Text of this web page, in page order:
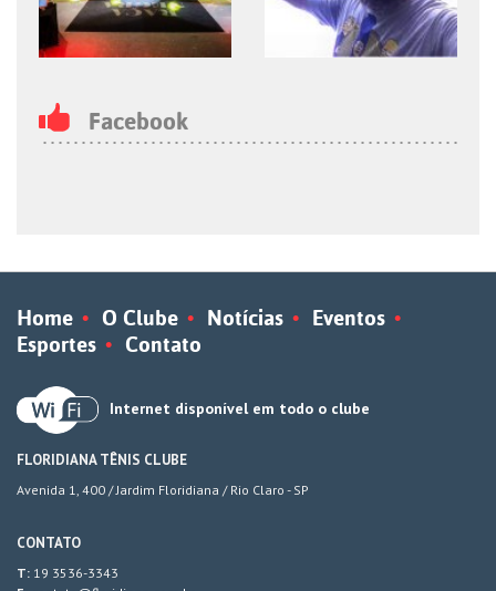
Facebook
Home O Clube Notícias
Eventos
Esportes
Contato
Internet disponível em todo o clube
FLORIDIANA TÊNIS CLUBE
Avenida 1, 400 / Jardim Floridiana / Rio Claro - SP
CONTATO
T: 19 3536-3343